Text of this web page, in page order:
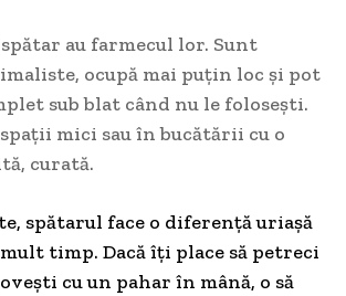
au farmecul lor. Sunt
ocupă mai puțin loc și pot
sub blat când nu le folosești.
mici sau în bucătării cu o
curată.
spătarul face o diferență uriașă
timp. Dacă îți place să petreci
cu un pahar în mână, o să